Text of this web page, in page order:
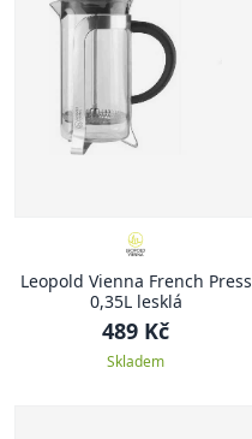
Leopold Vienna French Press
0,35L lesklá
489 Kč
Skladem